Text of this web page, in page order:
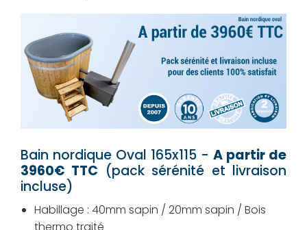
Bain nordique Oval 165x115 - A partir de
3960€ TTC (pack sérénité et livraison
incluse)
Habillage : 40mm sapin / 20mm sapin / Bois